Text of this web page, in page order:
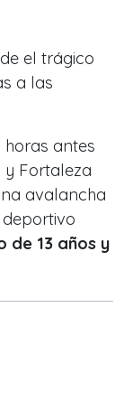
el trágico
a las
horas antes
y Fortaleza
na avalancha
de 13 años y